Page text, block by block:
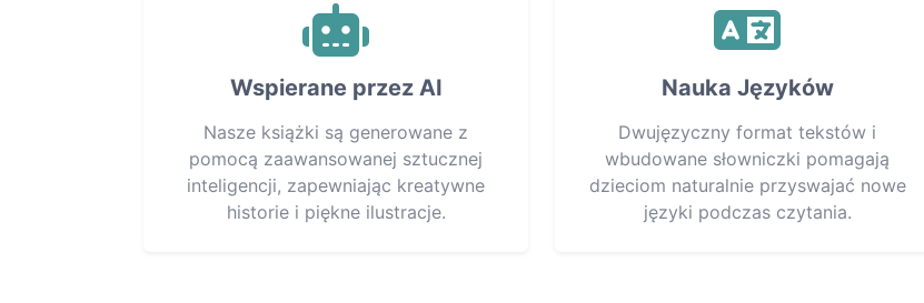
Wspierane przez AI
Nasze książki są generowane z
pomocą zaawansowanej sztucznej
inteligencji, zapewniając kreatywne
historie i piękne ilustracje.
Nauka Języków
Dwujęzyczny format tekstów i
wbudowane słowniczki pomagają
dzieciom naturalnie przyswajać nowe
języki podczas czytania.